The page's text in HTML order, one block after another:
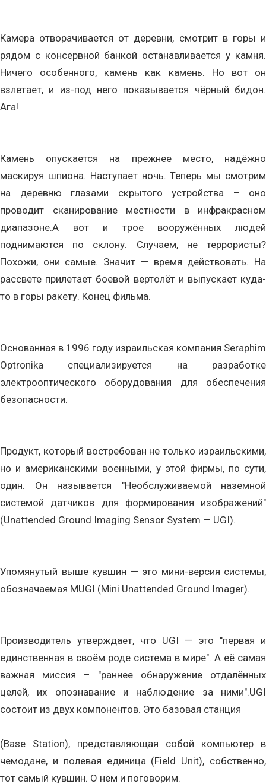
Камера отворачивается от деревни, смотрит в горы и
рядом с консервной банкой останавливается у камня.
Ничего особенного, камень как камень. Но вот он
взлетает, и из-под него показывается чёрный бидон.
Ага!
Камень опускается на прежнее место, надёжно
маскируя шпиона. Наступает ночь. Теперь мы смотрим
на деревню глазами скрытого устройства – оно
проводит сканирование местности в инфракрасном
диапазоне.А вот и трое вооружённых людей
поднимаются по склону. Случаем, не террористы?
Похожи, они самые. Значит — время действовать. На
рассвете прилетает боевой вертолёт и выпускает куда-
то в горы ракету. Конец фильма.
Основанная в 1996 году израильская компания Seraphim
Optronika специализируется на разработке
электрооптического оборудования для обеспечения
безопасности.
Продукт, который востребован не только израильскими,
но и американскими военными, у этой фирмы, по сути,
один. Он называется "Необслуживаемой наземной
системой датчиков для формирования изображений"
(Unattended Ground Imaging Sensor System — UGI).
Упомянутый выше кувшин — это мини-версия системы,
обозначаемая MUGI (Mini Unattended Ground Imager).
Производитель утверждает, что UGI — это "первая и
единственная в своём роде система в мире". А её самая
важная миссия – "раннее обнаружение отдалённых
целей, их опознавание и наблюдение за ними".UGI
состоит из двух компонентов. Это базовая станция
(Base Station), представляющая собой компьютер в
чемодане, и полевая единица (Field Unit), собственно,
тот самый кувшин. О нём и поговорим.